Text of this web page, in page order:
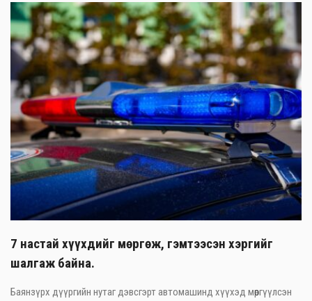
7 настай хүүхдийг мөргөж, гэмтээсэн хэргийг
шалгаж байна.
Баянзүрх дүүргийн нутаг дэвсгэрт автомашинд хүүхэд мөргүүлсэн